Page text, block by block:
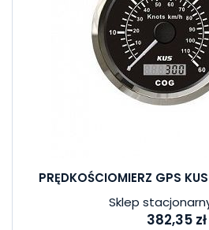
PRĘDKOŚCIOMIERZ GPS
Sklep
382,35 zł